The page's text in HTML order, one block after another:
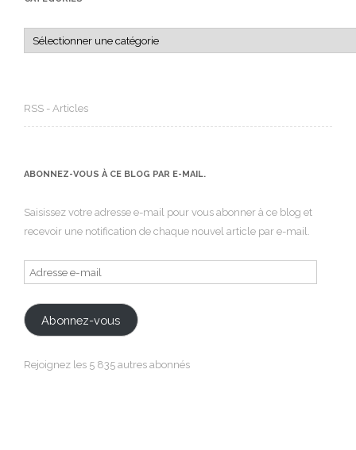
Catégories
RSS - Articles
ABONNEZ-VOUS À CE BLOG PAR E-MAIL.
Saisissez votre adresse e-mail pour vous abonner à ce blog et
recevoir une notification de chaque nouvel article par e-mail.
Adresse
e-
mail
Abonnez-vous
Rejoignez les 5 835 autres abonnés